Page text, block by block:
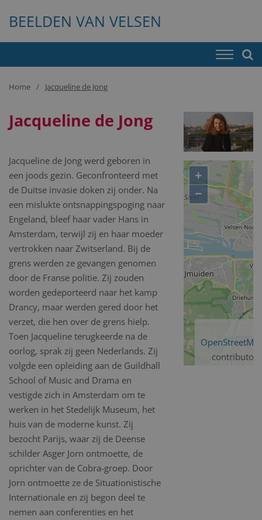
BEELDEN VAN VELSEN
Home Jacqueline de Jong
Jacqueline de Jong
Jacqueline de Jong werd geboren in
een joods gezin. Geconfronteerd met
de Duitse invasie doken zij onder. Na
een mislukte ontsnappingspoging naar
Engeland, bleef haar vader Hans in
Amsterdam, terwijl zij en haar moeder
vertrokken naar Zwitserland. Bij de
grens werden ze gevangen genomen
door de Franse politie. Zij zouden
worden gedeporteerd naar het kamp
Drancy, maar werden gered door het
verzet, die hen over de grens hielp.
Toen Jacqueline terugkeerde na de
oorlog, sprak zij geen Nederlands. Zij
volgde een opleiding aan de Guildhall
School of Music and Drama en
vestigde zich in Amsterdam om te
werken in het Stedelijk Museum, het
huis van de moderne kunst. Zij
bezocht Parijs, waar zij de Deense
schilder Asger Jorn ontmoette, de
oprichter van de Cobra-groep. Door
Jorn ontmoette ze de Situationistische
Internationale en zij begon deel te
nemen aan conferenties en het
+
−